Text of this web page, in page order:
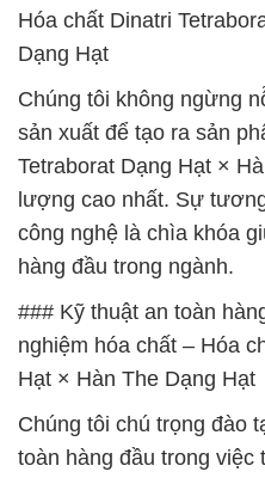
Hóa chất Dinatri
Dạng Hạt
Chúng tôi không ngừng
sản xuất để tạo ra sản
Tetraborat Dạng Hạt ×
lượng cao nhất. Sự
công nghệ là chìa khóa
hàng đầu trong ngành.
### Kỹ thuật an toàn
nghiệm hóa chất – Hóa
Hạt × Hàn The Dạng Hạt
Chúng tôi chú trọng đào
toàn hàng đầu trong